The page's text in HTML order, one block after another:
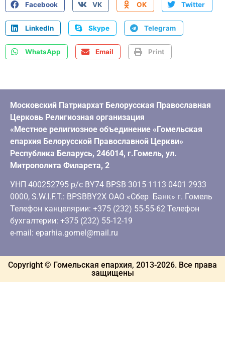
Facebook VK OK Twitter
LinkedIn Skype Telegram
WhatsApp Email Print
Московский Патриархат Белорусская Православная
Церковь Религиозная организация
«Местное религиозное объединение «Гомельская
епархия Белорусской Православной Церкви»
Республика Беларусь, 246014, г.Гомель, ул.
Митрополита Филарета, 2
УНП 400252795 р/с BY74 BPSB 3015 1113 0401 2933
0000, S.W.I.F.T.: BPSBBY2X ОАО «Сбер Банк» г. Гомель
Телефон канцелярии: +375 (232) 55-55-62 Телефон
бухгалтерии: +375 (232) 55-12-19
e-mail: eparhia.gomel@mail.ru
Copyright © Гомельская епархия, 2013-2026. Все права
защищены